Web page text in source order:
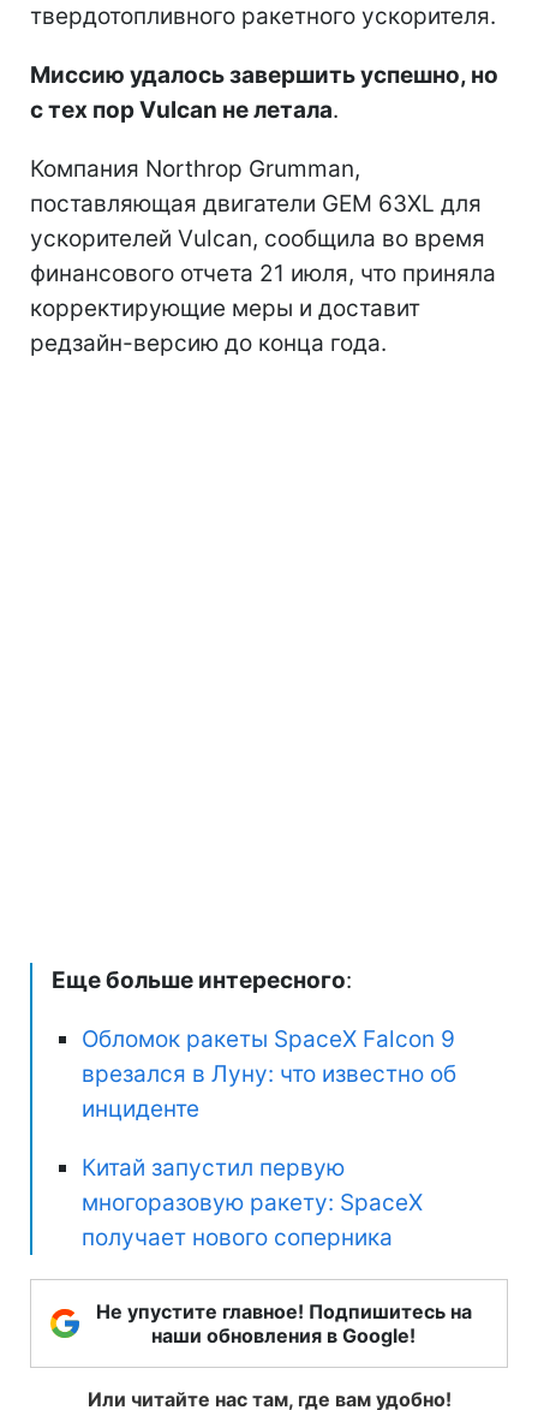
твердотопливного ракетного ускорителя.
Миссию удалось завершить успешно, но
с тех пор Vulcan не летала.
Компания Northrop Grumman,
поставляющая двигатели GEM 63XL для
ускорителей Vulcan, сообщила во время
финансового отчета 21 июля, что приняла
корректирующие меры и доставит
редзайн-версию до конца года.
Еще больше интересного:
Обломок ракеты SpaceX Falcon 9
врезался в Луну: что известно об
инциденте
Китай запустил первую
многоразовую ракету: SpaceX
получает нового соперника
Не упустите главное! Подпишитесь на
наши обновления в Google!
Или читайте нас там, где вам удобно!